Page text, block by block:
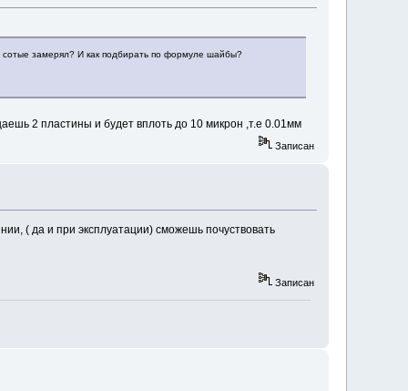
замерял? И как подбирать по формуле шайбы?
2 пластины и будет вплоть до 10 микрон ,т.е 0.01мм
Записан
( да и при эксплуатации) сможешь почуствовать
Записан